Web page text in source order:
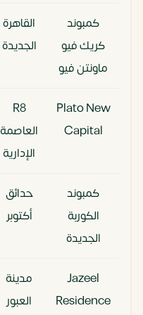
كمبوند
كريك فيو
ماونتن فيو
القاهرة
الجديدة
Plato New
Capital
R8
العاصمة
الإدارية
كمبوند
الكوربة
الجديدة
حدائق
أكتوبر
Jazeel
Residence
مدينة
العبور